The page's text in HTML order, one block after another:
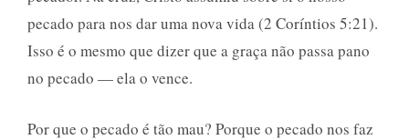
pecado para nos dar uma nova vida (2 Coríntios 5:21).
Isso é o mesmo que dizer que a graça não passa pano
no pecado — ela o vence.
Por que o pecado é tão mau? Porque o pecado nos faz